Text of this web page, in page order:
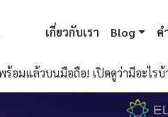
เกี่ยวกับเรา Blog ค
ร้อมแล้วบนมือถือ! เปิดดูว่ามีอะไรบ้